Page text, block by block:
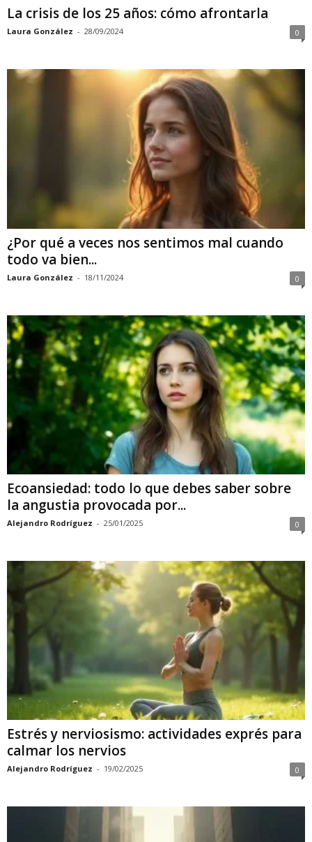
La crisis de los 25 años: cómo afrontarla
Laura González - 28/09/2024 0
¿Por qué a veces nos sentimos mal cuando
todo va bien...
Laura González - 18/11/2024 0
Ecoansiedad: todo lo que debes saber sobre
la angustia provocada por...
Alejandro Rodríguez - 25/01/2025 0
Estrés y nerviosismo: actividades exprés para
calmar los nervios
Alejandro Rodríguez - 19/02/2025 0